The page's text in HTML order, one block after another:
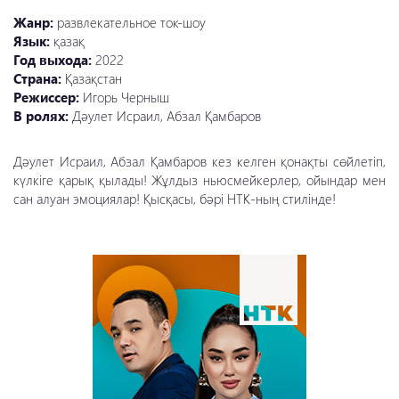
Жанр: развлекательное ток-шоу
Язык: қазақ
Год выхода: 2022
Страна: Қазақстан
Режиссер: Игорь Черныш
В ролях: Дәулет Исраил, Абзал Қамбаров
Дәулет Исраил, Абзал Қамбаров кез келген қонақты сөйлетіп,
күлкіге қарық қылады! Жұлдыз ньюсмейкерлер, ойындар мен
сан алуан эмоциялар! Қысқасы, бәрі НТК-ның стилінде!